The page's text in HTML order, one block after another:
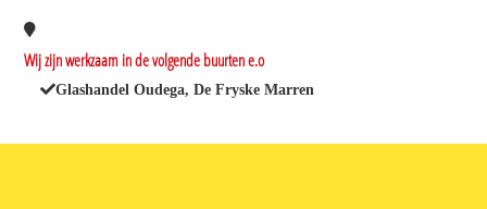
Wij zijn werkzaam in de volgende buurten e.o
Glashandel Oudega, De Fryske Marren